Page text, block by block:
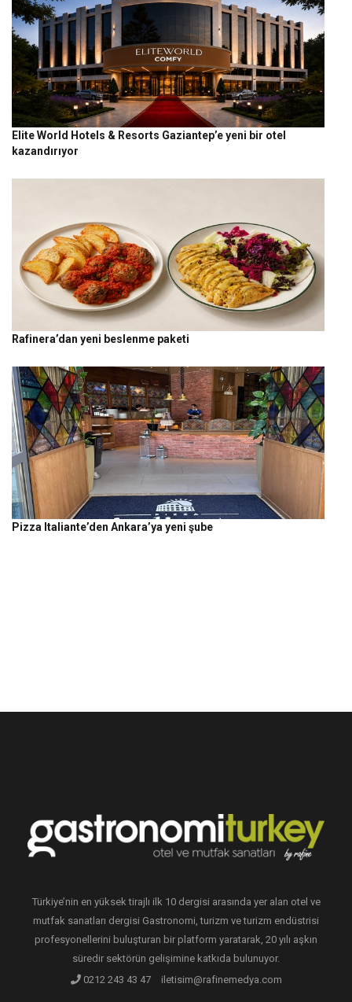
Elite World Hotels & Resorts Gaziantep’e yeni bir otel
kazandırıyor
Rafinera’dan yeni beslenme paketi
Pizza Italiante’den Ankara’ya yeni şube
Türkiye’nin en yüksek tirajlı ilk 10 dergisi arasında yer alan otel ve
mutfak sanatları dergisi Gastronomi, turizm ve turizm endüstrisi
profesyonellerini buluşturan bir platform yaratarak, 20 yılı aşkın
süredir sektörün gelişimine katkıda bulunuyor.
0212 243 43 47
iletisim@rafinemedya.com